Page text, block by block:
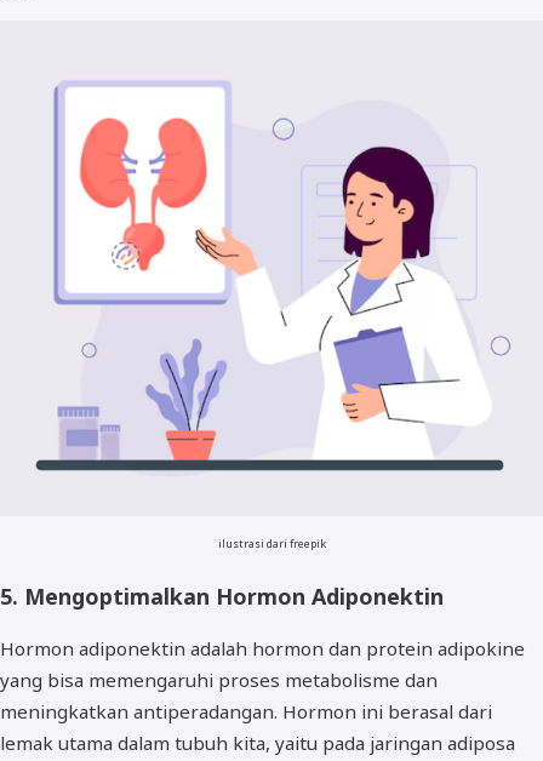
ilustrasi dari freepik
5. Mengoptimalkan Hormon Adiponektin
Hormon adiponektin adalah hormon dan protein adipokine
yang bisa memengaruhi proses metabolisme dan
meningkatkan antiperadangan. Hormon ini berasal dari
lemak utama dalam tubuh kita, yaitu pada jaringan adiposa